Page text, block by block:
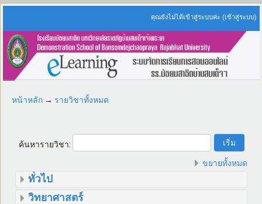
คุณยังไม่ได้เข้าสู่ระบบค่ะ (เข้าสู่ระบบ)
หน้าหลัก → รายวิชาทั้งหมด
ค้นหารายวิชา:
ขยายทั้งหมด
ทั่วไป
วิทยาศาสตร์